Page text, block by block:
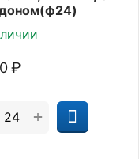
₽
+